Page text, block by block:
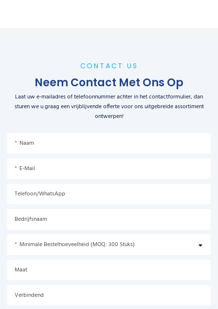
CONTACT US
Neem Contact Met Ons Op
Laat uw e-mailadres of telefoonnummer achter in het contactformulier, dan
sturen we u graag een vrijblijvende offerte voor ons uitgebreide assortiment
ontwerpen!
Naam
E-Mail
Telefoon/WhatsApp
Bedrijfsnaam
Minimale Bestelhoeveelheid (MOQ: 300 Stuks)
Maat
Verbindend